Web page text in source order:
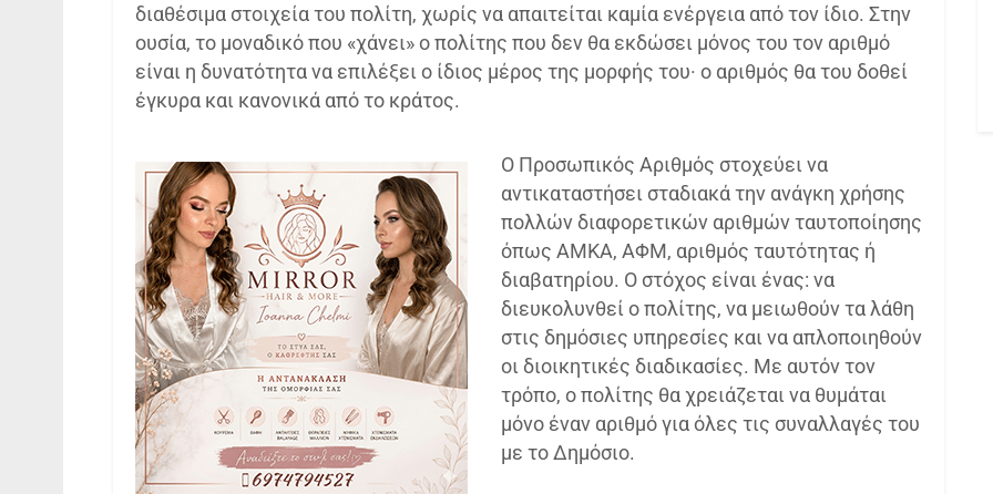
διαθέσιμα στοιχεία του πολίτη, χωρίς να απαιτείται καμία ενέργεια από τον ίδιο. Στην
ουσία, το μοναδικό που «χάνει» ο πολίτης που δεν θα εκδώσει μόνος του τον αριθμό
είναι η δυνατότητα να επιλέξει ο ίδιος μέρος της μορφής του· ο αριθμός θα του δοθεί
έγκυρα και κανονικά από το κράτος.
Ο Προσωπικός Αριθμός στοχεύει να
αντικαταστήσει σταδιακά την ανάγκη χρήσης
πολλών διαφορετικών αριθμών ταυτοποίησης
όπως ΑΜΚΑ, ΑΦΜ, αριθμός ταυτότητας ή
διαβατηρίου. Ο στόχος είναι ένας: να
διευκολυνθεί ο πολίτης, να μειωθούν τα λάθη
στις δημόσιες υπηρεσίες και να απλοποιηθούν
οι διοικητικές διαδικασίες. Με αυτόν τον
τρόπο, ο πολίτης θα χρειάζεται να θυμάται
μόνο έναν αριθμό για όλες τις συναλλαγές του
με το Δημόσιο.